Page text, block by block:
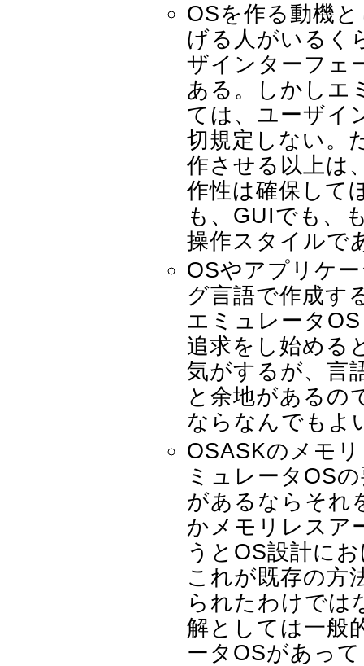
OSを作る動機
げる人がいるく
ザインターフェ
ある。しかしエ
ては、ユーザイ
切規定しない。
作させる以上は
作性は確保して
も、GUIでも、
操作スタイルで
OSやアプリケ
グ言語で作成す
エミュレータ
追求をし始める
気がするが、言
と余地があるの
ならなんでもよ
OSASKのメモ
ミュレータOS
があるならそれ
かメモリレスア
うとOS設計に
これが既存の方
られたわけでは
解としては一般
ータOSがあっ